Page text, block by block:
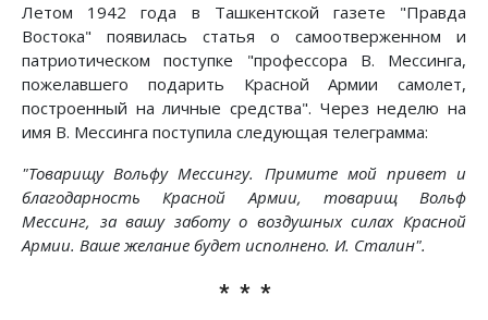
Летом 1942 года в Ташкентской газете "Правда
Востока" появилась статья о самоотверженном и
патриотическом поступке "профессора В. Мессинга,
пожелавшего подарить Красной Армии самолет,
построенный на личные средства". Через неделю на
имя В. Мессинга поступила следующая телеграмма:
"Товарищу Вольфу Мессингу. Примите мой привет и
благодарность Красной Армии, товарищ Вольф
Мессинг, за вашу заботу о воздушных силах Красной
Армии. Ваше желание будет исполнено. И. Сталин".
* * *